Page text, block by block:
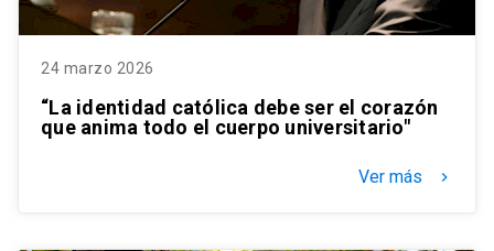
24 marzo 2026
“La identidad católica debe ser el corazón
que anima todo el cuerpo universitario"
Ver más keyboard_arrow_right